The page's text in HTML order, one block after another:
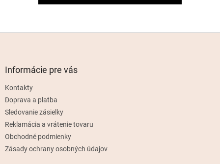
Informácie pre vás
Kontakty
Doprava a platba
Sledovanie zásielky
Reklamácia a vrátenie tovaru
Obchodné podmienky
Zásady ochrany osobných údajov